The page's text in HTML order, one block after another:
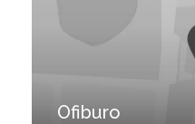
Ofiburo